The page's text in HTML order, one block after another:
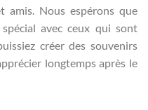
amis. Nous espérons que
avec ceux qui sont
créer des souvenirs
longtemps après le